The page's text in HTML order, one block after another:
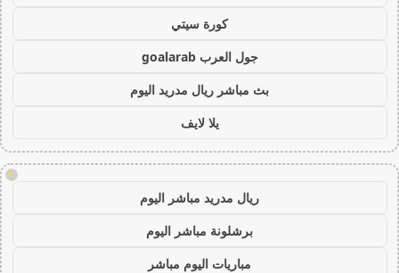
كورة سيتي
جول العرب goalarab
بث مباشر ريال مدريد اليوم
يلا لايف
!
ريال مدريد مباشر اليوم
برشلونة مباشر اليوم
مباريات اليوم مباشر